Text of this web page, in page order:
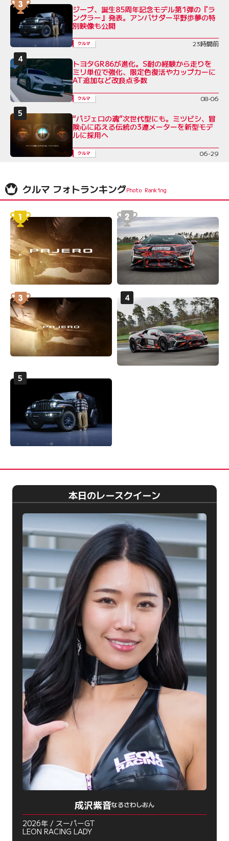
ジープ、誕生85周年記念モデル第1弾の『ラ
ングラー』発表。アンバサダー平野歩夢の特
別映像も公開
クルマ 23時間前
トヨタGR86が進化。S耐の経験から走りを
ミリ単位で強化、限定色復活やカップカーに
AT追加など改良点多数
クルマ 08-06
“パジェロの魂”次世代型にも。ミツビシ、冒
険心に応える伝統の3連メーターを新型モデ
ルに採用へ
クルマ 06-29
クルマ フォトランキング
本日のレースクイーン
成沢紫音なるさわしおん
2026年 / スーパーGT
LEON RACING LADY